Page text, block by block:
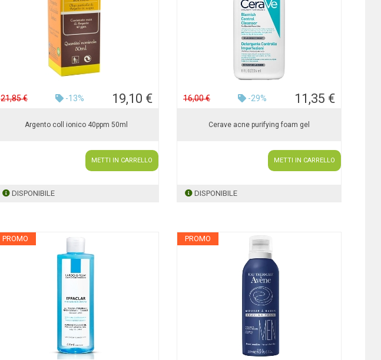
21,85 € -13% 19,10 €
Argento coll ionico 40ppm 50ml
METTI IN CARRELLO
DISPONIBILE
16,00 € -29% 11,35 €
Cerave acne purifying foam gel
METTI IN CARRELLO
DISPONIBILE
PROMO PROMO